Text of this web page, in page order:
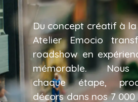
Du concept créatif à
Atelier Emocio
roadshow en
mémorable. Nous
chaque étape,
décors dans nos 7 000